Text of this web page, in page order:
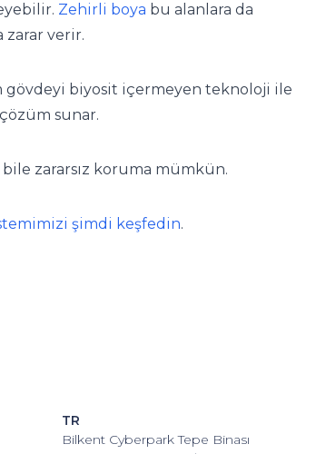
Zehirli boya bu alanlara da
zarar verir.
gövdeyi biyosit içermeyen teknoloji ile
sunar.
zararsız koruma mümkün.
şimdi keşfedin.
TR
Bilkent Cyberpark Tepe Binası